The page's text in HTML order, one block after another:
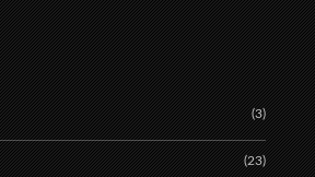
(3)
(23)